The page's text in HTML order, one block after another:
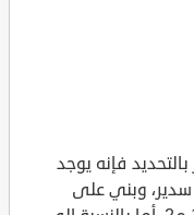
فإنه يوجد
وبني على